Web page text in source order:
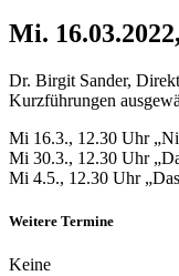
Mi.
Dr. Birgit Sander,
Kurzführungen
Mi 16.3., 12.30 Uhr
Mi 30.3., 12.30 Uhr
Mi 4.5., 12.30 Uhr
Weitere Termine
Keine